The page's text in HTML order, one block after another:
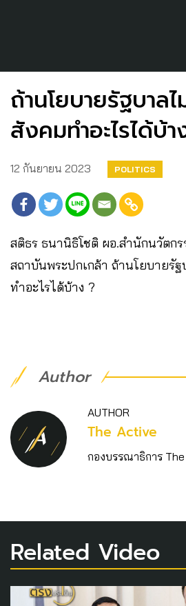
ถ้านโยบายรัฐบาล
สังคมทำอะไรได้บ้า
12 กันยายน 2023 POLITICS
สติธร ธนานิธิโชติ ผอ.สำนักนวัตก
สถาบันพระปกเกล้า ถ้านโยบายรั
ทำอะไรได้บ้าง ?
Author
AUTHOR
The Active
กองบรรณาธิการ
Related Video